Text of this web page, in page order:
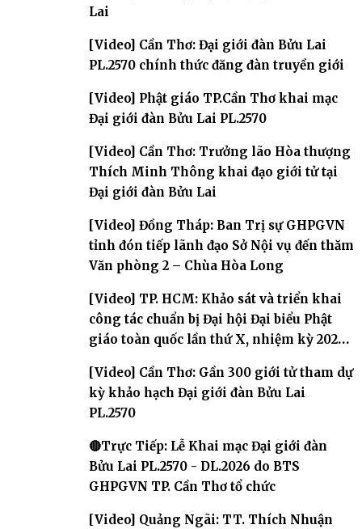
Lai
[Video] Cần Thơ: Đại giới đàn Bửu Lai
PL.2570 chính thức đăng đàn truyền giới
[Video] Phật giáo TP.Cần Thơ khai mạc
Đại giới đàn Bửu Lai PL.2570
[Video] Cần Thơ: Trưởng lão Hòa thượng
Thích Minh Thông khai đạo giới tử tại
Đại giới đàn Bửu Lai
[Video] Đồng Tháp: Ban Trị sự GHPGVN
tỉnh đón tiếp lãnh đạo Sở Nội vụ đến thăm
Văn phòng 2 – Chùa Hòa Long
[Video] TP. HCM: Khảo sát và triển khai
công tác chuẩn bị Đại hội Đại biểu Phật
giáo toàn quốc lần thứ X, nhiệm kỳ 2026-
[Video] Cần Thơ: Gần 300 giới tử tham dự
kỳ khảo hạch Đại giới đàn Bửu Lai
PL.2570
🔴Trực Tiếp: Lễ Khai mạc Đại giới đàn
Bửu Lai PL.2570 - DL.2026 do BTS
GHPGVN TP. Cần Thơ tổ chức
[Video] Quảng Ngãi: TT. Thích Nhuận